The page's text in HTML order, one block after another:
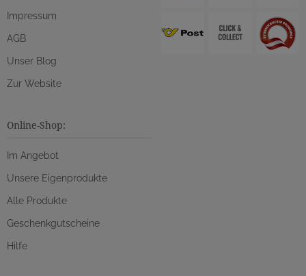
Impressum
AGB
Unser Blog
Zur Website
Online-Shop:
Im Angebot
Unsere Eigenprodukte
Alle Produkte
Geschenkgutscheine
Hilfe